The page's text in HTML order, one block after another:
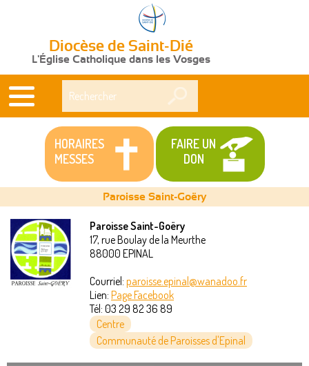
Diocèse de Saint-Dié
L'Église Catholique dans les Vosges
HORAIRES
MESSES
FAIRE UN
DON
Vous
êtes
Paroisse Saint-Goëry
Paroisse Saint-Goëry
17, rue Boulay de la Meurthe
88000 EPINAL
Courriel: paroisse.epinal@wanadoo.fr
Lien: Page Facebook
Tél: 03 29 82 36 89
Centre
Communauté de Paroisses d'Epinal